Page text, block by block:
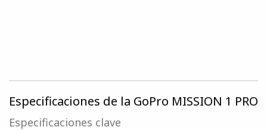
Especificaciones de la GoPro MISSION 1 PRO
Especificaciones clave